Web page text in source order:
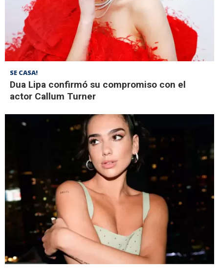
SE CASA!
Dua Lipa confirmó su compromiso con el
actor Callum Turner